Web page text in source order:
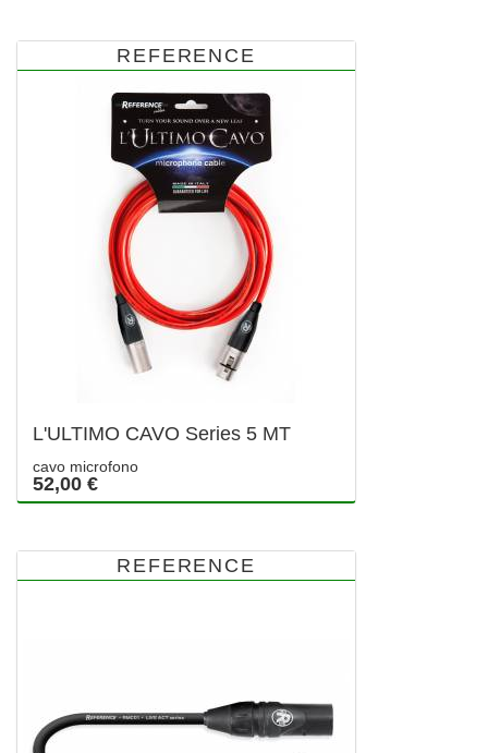
REFERENCE
L'ULTIMO CAVO Series 5 MT
cavo microfono
52,00 €
REFERENCE